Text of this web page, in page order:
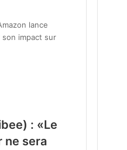
lance
impact sur
: «Le
ne sera